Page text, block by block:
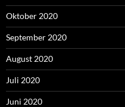
Oktober 2020
September 2020
August 2020
Juli 2020
Juni 2020